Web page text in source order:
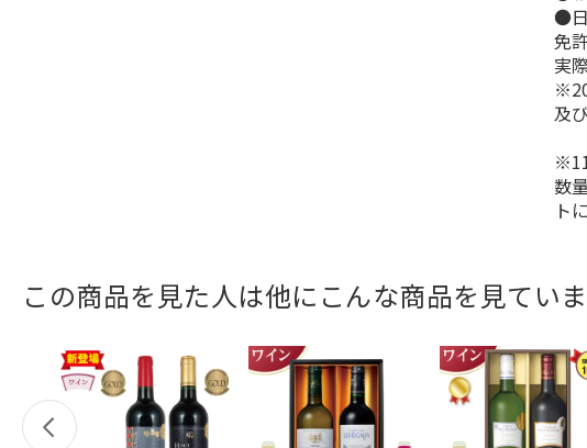
●
免
実
及
数
ト
この商品を見た人は他にこんな商品を見ていま